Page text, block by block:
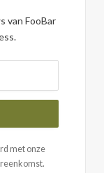
van FooBar
met onze